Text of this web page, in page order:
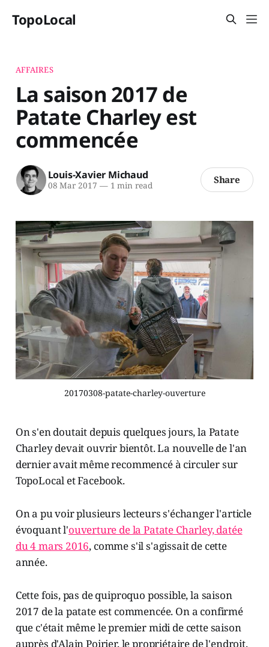
TopoLocal
AFFAIRES
La saison 2017 de
Patate Charley est
commencée
Louis-Xavier Michaud
08 Mar 2017 —1 min read Share
20170308-patate-charley-ouverture
On s'en doutait depuis quelques jours, la Patate
Charley devait ouvrir bientôt. La nouvelle de l'an
dernier avait même recommencé à circuler sur
TopoLocal et Facebook.
On a pu voir plusieurs lecteurs s'échanger l'article
évoquant l'ouverture de la Patate Charley, datée
du 4 mars 2016, comme s'il s'agissait de cette
année.
Cette fois, pas de quiproquo possible, la saison
2017 de la patate est commencée. On a confirmé
que c'était même le premier midi de cette saison
auprès d'Alain Poirier, le propriétaire de l'endroit.